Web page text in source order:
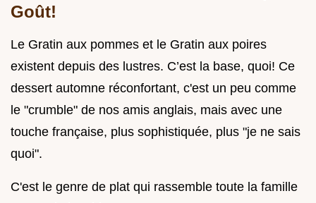
Goût!
Le Gratin aux pommes et le Gratin aux poires
existent depuis des lustres. C’est la base, quoi! Ce
dessert automne réconfortant, c'est un peu comme
le "crumble" de nos amis anglais, mais avec une
touche française, plus sophistiquée, plus "je ne sais
quoi".
C'est le genre de plat qui rassemble toute la famille